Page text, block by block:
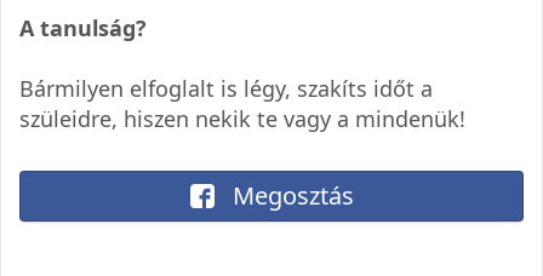
A tanulság?
Bármilyen elfoglalt is légy, szakíts időt a
szüleidre, hiszen nekik te vagy a mindenük!
Megosztás